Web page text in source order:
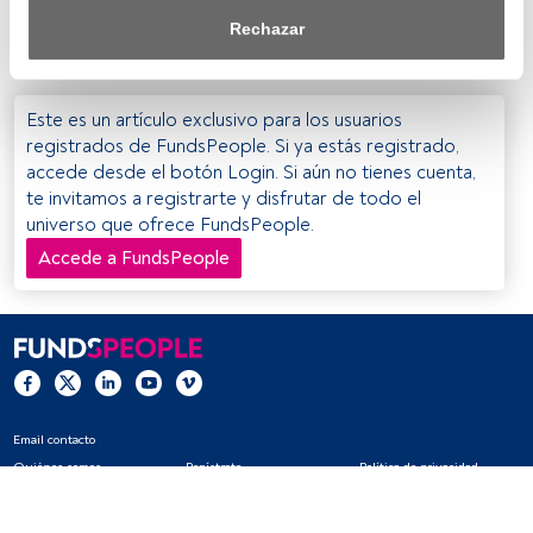
saber más, consulta nuestra política de privacidad.
datos para proporcionar:
Utilizar datos de localización geográfica precisa. Analizar
activamente las características del dispositivo para su
identificación. Almacenar la información en un dispositivo
y/o acceder a ella.
Lista de asociados (proveedores)
Rechazar
Este es un artículo exclusivo para los usuarios
registrados de FundsPeople. Si ya estás registrado,
accede desde el botón Login. Si aún no tienes cuenta,
te invitamos a registrarte y disfrutar de todo el
universo que ofrece FundsPeople.
Accede a FundsPeople
Email contacto
Quiénes somos
Regístrate
Política de privacidad